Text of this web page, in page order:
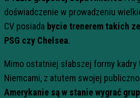
doświadczenie w prowadzeniu
CV posiada bycie trenerem takich
PSG czy Chelsea.
Mimo ostatniej słabszej formy kadry
Niemcami, z atutem swojej
Amerykanie są w stanie wygrać